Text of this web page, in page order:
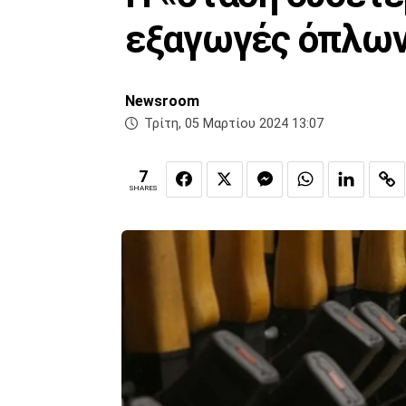
εξαγωγές
Newsroom
Τρίτη, 05 Μαρτίου 2024 13:07
7
SHARES